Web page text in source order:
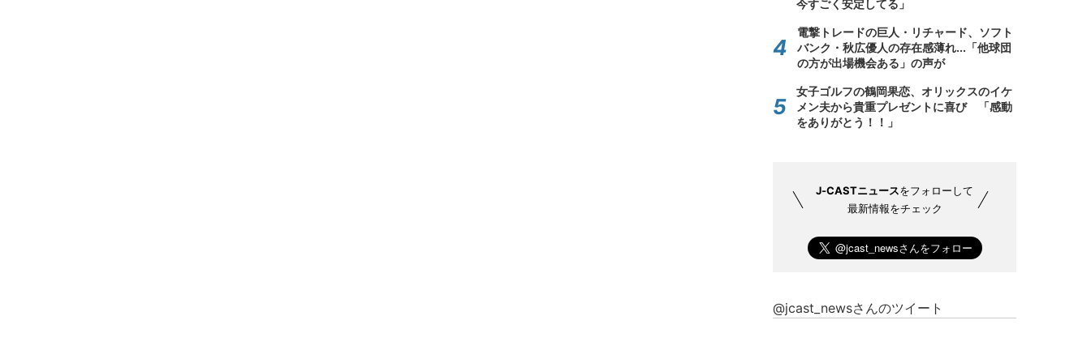
今すごく安定してる」
電撃トレードの巨人・リチャード、ソフト
バンク・秋広優人の存在感薄れ...「他球団
の方が出場機会ある」の声が
女子ゴルフの鶴岡果恋、オリックスのイケ
メン夫から貴重プレゼントに喜び 「感動
をありがとう！！」
J-CASTニュースをフォローして
最新情報をチェック
@jcast_newsさんのツイート